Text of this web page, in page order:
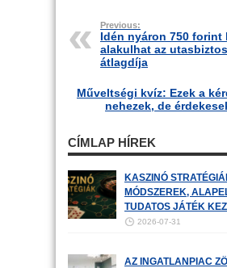
Previous:
Idén nyáron 750 forint
alakulhat az
átlagdíja
Műveltségi kvíz: Ezek a
nehezek, de
CÍMLAP HÍREK
KASZINÓ
MÓDSZEREK,
TUDATOS JÁTÉK
2026-07-31
AZ INGATLANPIAC